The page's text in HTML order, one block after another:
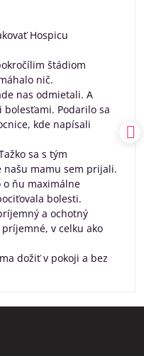
Hospicu
štádiom
nič.
nas odmietali. A
Podarilo sa
kde napísali
sa s tým
našu mamu sem prijali.
o ňu maximálne
bolesti.
a ochotný
v celku ako
dožiť v pokoji a bez